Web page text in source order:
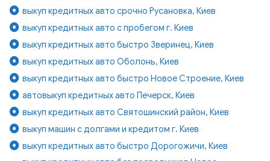
выкуп кредитных авто срочно Русановка, Киев
выкуп кредитных авто с пробегом г. Киев
выкуп кредитных авто быстро Зверинец, Киев
выкуп кредитных авто Оболонь, Киев
выкуп кредитных авто быстро Новое Строение, Киев
автовыкуп кредитных авто Печерск, Киев
выкуп кредитных авто Святошинский район, Киев
выкуп машин с долгами и кредитом г. Киев
выкуп кредитных авто быстро Дорогожичи, Киев